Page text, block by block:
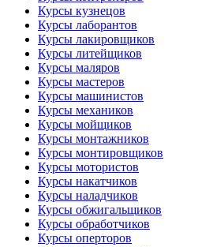
Курсы кузнецов
Курсы лаборантов
Курсы лакировщиков
Курсы литейщиков
Курсы маляров
Курсы мастеров
Курсы машинистов
Курсы механиков
Курсы мойщиков
Курсы монтажников
Курсы монтировщиков
Курсы мотористов
Курсы накатчиков
Курсы наладчиков
Курсы обжигальщиков
Курсы обработчиков
Курсы оперторов